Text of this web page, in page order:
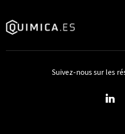
Suivez-nous sur les